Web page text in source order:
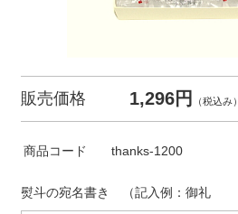
販売価格 1,296円 （税込み）
商品コード thanks-1200
熨斗の宛名書き （記入例：御礼